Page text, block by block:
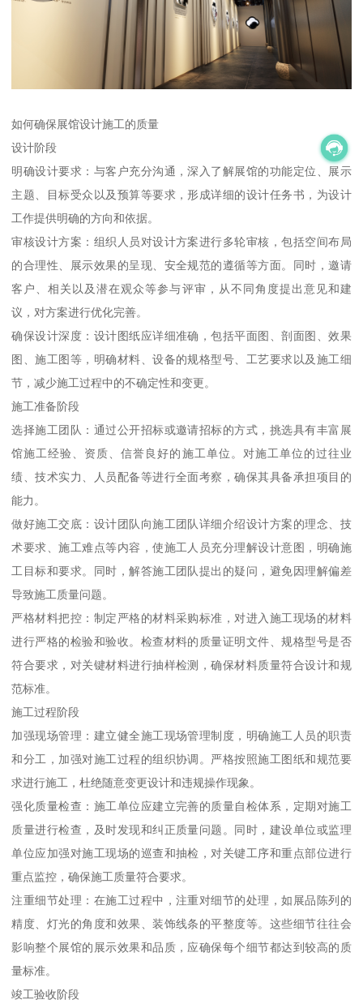
如何确保展馆设计施工的质量
设计阶段
明确设计要求：与客户充分沟通，深入了解展馆的功能定位、展示
主题、目标受众以及预算等要求，形成详细的设计任务书，为设计
工作提供明确的方向和依据。
审核设计方案：组织人员对设计方案进行多轮审核，包括空间布局
的合理性、展示效果的呈现、安全规范的遵循等方面。同时，邀请
客户、相关以及潜在观众等参与评审，从不同角度提出意见和建
议，对方案进行优化完善。
确保设计深度：设计图纸应详细准确，包括平面图、剖面图、效果
图、施工图等，明确材料、设备的规格型号、工艺要求以及施工细
节，减少施工过程中的不确定性和变更。
施工准备阶段
选择施工团队：通过公开招标或邀请招标的方式，挑选具有丰富展
馆施工经验、资质、信誉良好的施工单位。对施工单位的过往业
绩、技术实力、人员配备等进行全面考察，确保其具备承担项目的
能力。
做好施工交底：设计团队向施工团队详细介绍设计方案的理念、技
术要求、施工难点等内容，使施工人员充分理解设计意图，明确施
工目标和要求。同时，解答施工团队提出的疑问，避免因理解偏差
导致施工质量问题。
严格材料把控：制定严格的材料采购标准，对进入施工现场的材料
进行严格的检验和验收。检查材料的质量证明文件、规格型号是否
符合要求，对关键材料进行抽样检测，确保材料质量符合设计和规
范标准。
施工过程阶段
加强现场管理：建立健全施工现场管理制度，明确施工人员的职责
和分工，加强对施工过程的组织协调。严格按照施工图纸和规范要
求进行施工，杜绝随意变更设计和违规操作现象。
强化质量检查：施工单位应建立完善的质量自检体系，定期对施工
质量进行检查，及时发现和纠正质量问题。同时，建设单位或监理
单位应加强对施工现场的巡查和抽检，对关键工序和重点部位进行
重点监控，确保施工质量符合要求。
注重细节处理：在施工过程中，注重对细节的处理，如展品陈列的
精度、灯光的角度和效果、装饰线条的平整度等。这些细节往往会
影响整个展馆的展示效果和品质，应确保每个细节都达到较高的质
量标准。
竣工验收阶段